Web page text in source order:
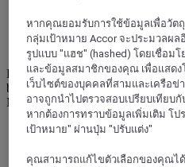
World
Africa
Reunion
Prepare your stay with ease and in
booking your next holiday, seminar
Mercure hotels.
หากคุณยอมรับการใช้ข้อมูลเพื่อวัต
กลุ่มเป้าหมาย Accor จะประมวลผ
รูปแบบ "แฮช" (hashed) โดยเชื่อม
และข้อมูลสมาชิกของคุณ เพื่อแสด
เว็บไซต์ของบุคคลที่สามและเครือ
อาจถูกนำไปตรวจสอบเปรียบเทีย
หากต้องการทราบข้อมูลเพิ่มเติม โ
เป้าหมาย" ผ่านปุ่ม "ปรับแต่ง"
คุณสามารถแก้ไขตัวเลือกของคุณไ